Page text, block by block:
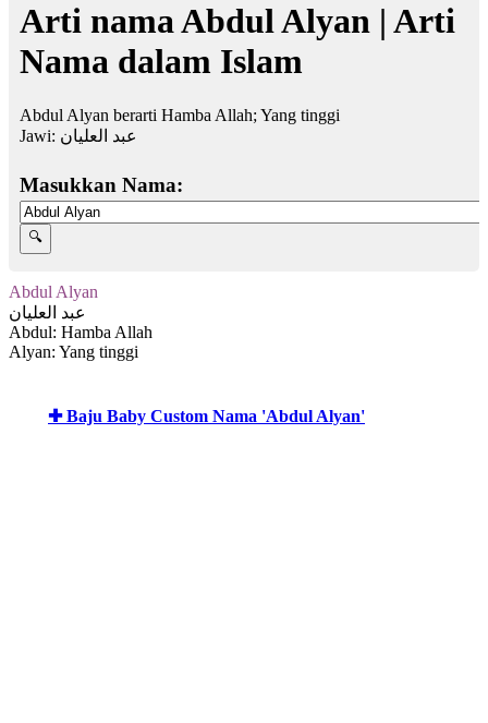
Arti nama Abdul Alyan | Arti
Nama dalam Islam
Abdul Alyan berarti Hamba Allah; Yang tinggi
Jawi: عبد العليان
Masukkan Nama:
Abdul Alyan
عبد العليان
Abdul: Hamba Allah
Alyan: Yang tinggi
✚ Baju Baby Custom Nama 'Abdul Alyan'